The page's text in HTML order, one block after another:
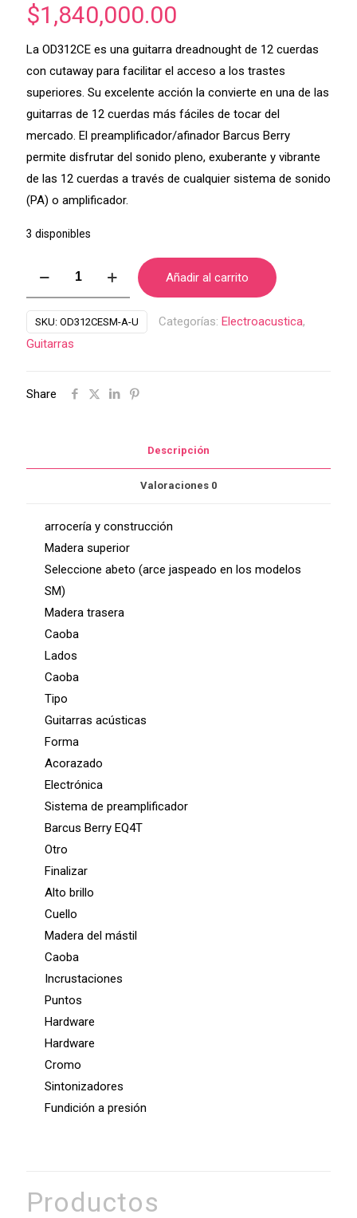
$1,840,000.00
La OD312CE es una guitarra dreadnought de 12 cuerdas
con cutaway para facilitar el acceso a los trastes
superiores. Su excelente acción la convierte en una de las
guitarras de 12 cuerdas más fáciles de tocar del
mercado. El preamplificador/afinador Barcus Berry
permite disfrutar del sonido pleno, exuberante y vibrante
de las 12 cuerdas a través de cualquier sistema de sonido
(PA) o amplificador.
3 disponibles
12
Cuerdas
Oscar
By
Añadir al carrito
SKU: OD312CESM-A-U Categorías: Electroacustica,
Guitarras
Share
Descripción
Valoraciones 0
arrocería y construcción
Madera superior
Seleccione abeto (arce jaspeado en los modelos
SM)
Madera trasera
Caoba
Lados
Caoba
Tipo
Guitarras acústicas
Forma
Acorazado
Electrónica
Sistema de preamplificador
Barcus Berry EQ4T
Otro
Finalizar
Alto brillo
Cuello
Madera del mástil
Caoba
Incrustaciones
Puntos
Hardware
Hardware
Cromo
Sintonizadores
Fundición a presión
Productos